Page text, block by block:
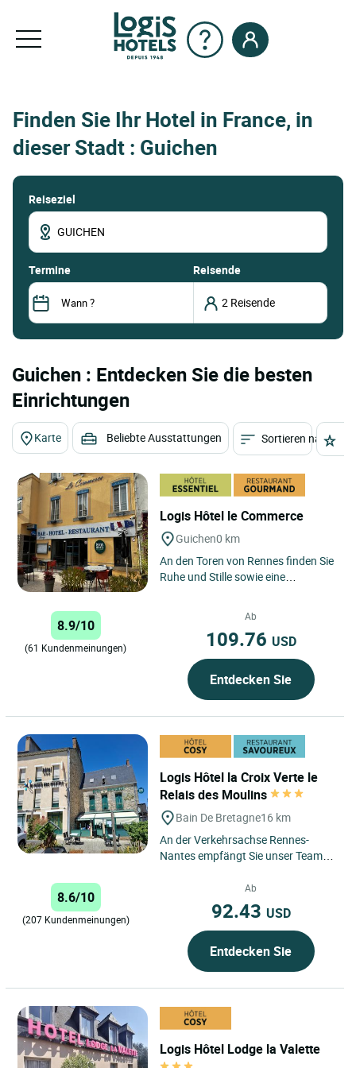
Finden Sie Ihr Hotel in France, in
dieser Stadt : Guichen
Reiseziel
termine Reisende
Guichen : Entdecken Sie die besten
Einrichtungen
Karte Beliebte Ausstattungen Sortieren nach
Logis Hôtel le Commerce
Guichen0 km
An den Toren von Rennes finden Sie
Ruhe und Stille sowie eine
8.9/10
(61 Kundenmeinungen)
Ab
109.76 USD
Entdecken Sie
Logis Hôtel la Croix Verte le
Relais des Moulins
Bain De Bretagne16 km
An der Verkehrsachse Rennes-
Nantes empfängt Sie unser Team in
fünfhundert Jahre alten Hotel,...
8.6/10
(207 Kundenmeinungen)
Ab
92.43 USD
Entdecken Sie
Logis Hôtel Lodge la Valette